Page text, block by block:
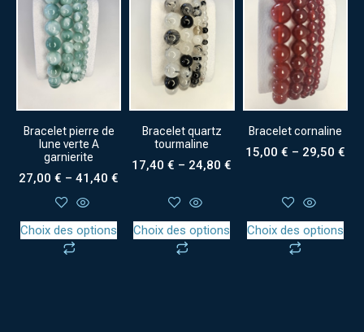
Bracelet pierre de
lune verte A
garnierite
27,00€ –41,40€
Choix des options
Bracelet quartz
tourmaline
17,40€ – 24,80€
Choix des options
Bracelet cornaline
15,00 € – 29,50 €
Choix des options